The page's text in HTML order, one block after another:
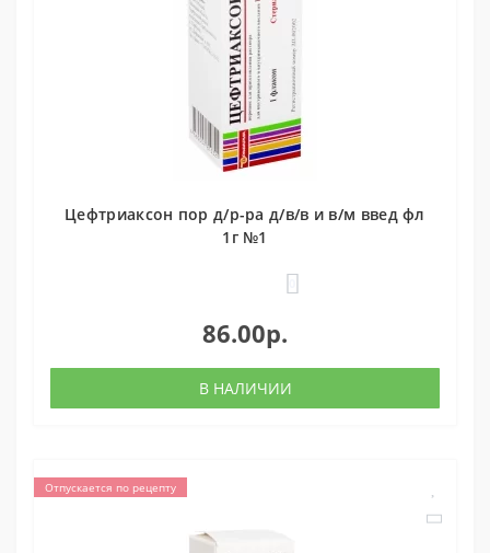
Цефтриаксон пор д/р-ра д/в/в и в/м введ фл
1г №1
86.00р.
В НАЛИЧИИ
Отпускается по рецепту